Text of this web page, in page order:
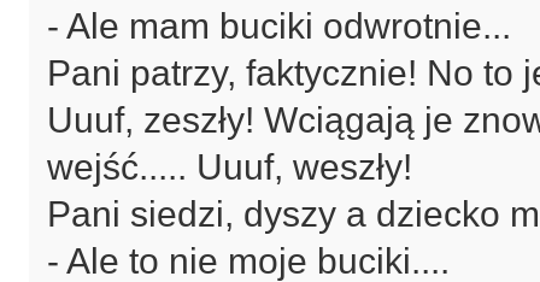
- Ale mam buciki odwrotnie...
Pani patrzy, faktycznie! No to
Uuuf, zeszły! Wciągają je
wejść..... Uuuf, weszły!
Pani siedzi, dyszy a dziecko
- Ale to nie moje buciki....